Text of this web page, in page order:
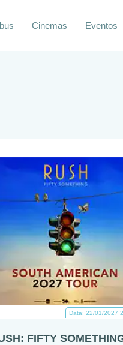
Cinemas Eventos
Data: 22/01/2027
FIFTY